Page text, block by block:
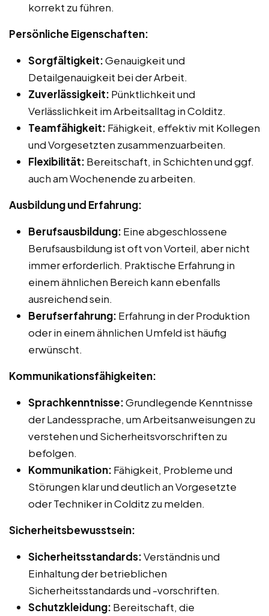
korrekt zu führen.
Persönliche Eigenschaften:
Sorgfältigkeit:Genauigkeit und
Detailgenauigkeit bei der Arbeit.
Zuverlässigkeit: Pünktlichkeit und
Verlässlichkeit im Arbeitsalltag in Colditz.
Teamfähigkeit: Fähigkeit, effektiv mit Kollegen
und Vorgesetzten zusammenzuarbeiten.
Flexibilität: Bereitschaft, in Schichten und ggf.
auch am Wochenende zu arbeiten.
Ausbildung und Erfahrung:
Berufsausbildung: Eine abgeschlossene
Berufsausbildung ist oft von Vorteil, aber nicht
immer erforderlich. Praktische Erfahrung in
einem ähnlichen Bereich kann ebenfalls
ausreichend sein.
Berufserfahrung: Erfahrung in der Produktion
oder in einem ähnlichen Umfeld ist häufig
erwünscht.
Kommunikationsfähigkeiten:
Sprachkenntnisse:Grundlegende Kenntnisse
der Landessprache, um Arbeitsanweisungen zu
verstehen und Sicherheitsvorschriften zu
befolgen.
Kommunikation: Fähigkeit, Probleme und
Störungen klar und deutlich an Vorgesetzte
oder Techniker in Colditz zu melden.
Sicherheitsbewusstsein:
Sicherheitsstandards:Verständnis und
Einhaltung der betrieblichen
Sicherheitsstandards und -vorschriften.
Schutzkleidung: Bereitschaft, die